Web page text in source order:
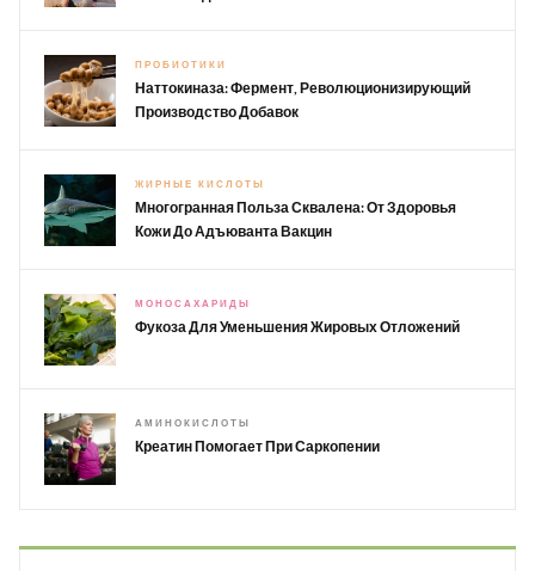
ПРОБИОТИКИ
Наттокиназа: Фермент, Революционизирующий
Производство Добавок
ЖИРНЫЕ КИСЛОТЫ
Многогранная Польза Сквалена: От Здоровья
Кожи До Адъюванта Вакцин
МОНОСАХАРИДЫ
Фукоза Для Уменьшения Жировых Отложений
АМИНОКИСЛОТЫ
Креатин Помогает При Саркопении